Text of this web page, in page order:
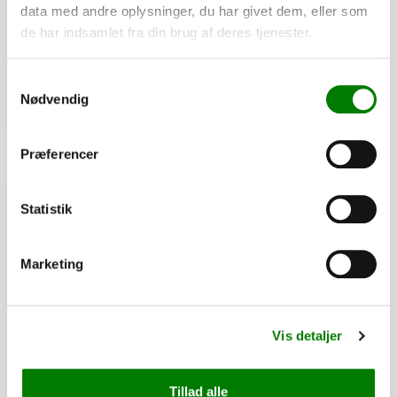
data med andre oplysninger, du har givet dem, eller som
de har indsamlet fra din brug af deres tjenester.
Nødvendig
Præferencer
Statistik
Marketing
Vis detaljer
Tillad alle
4,00kr.
3,20kr. ekskl. moms